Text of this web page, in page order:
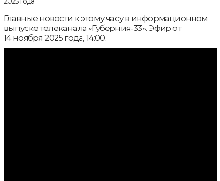
Главные новости к этому часу в информационном
выпуске телеканала «Губерния-33». Эфир от
14 ноября 2025 года, 14:00.